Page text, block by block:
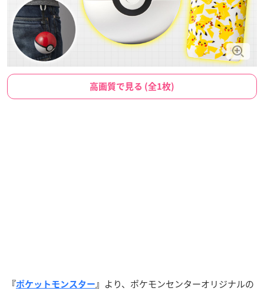
高画質で見る (全1枚)
『ポケットモンスター 』
より、ポケモンセンターオリジナルの